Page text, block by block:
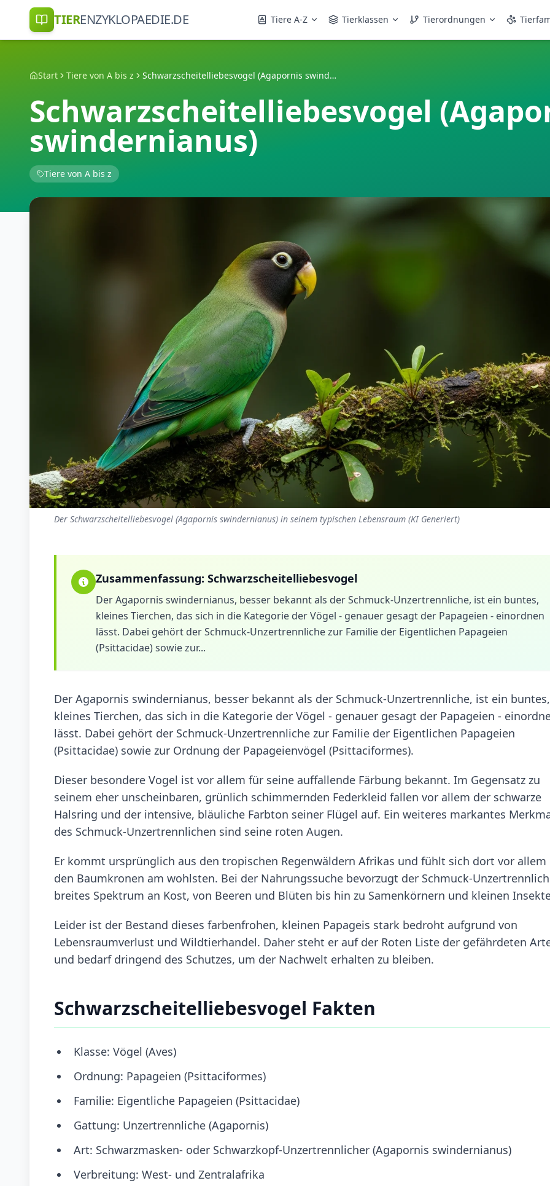
TIERENZYKLOPAEDIE.DE Tiere A-Z Tierklassen Tierordnungen
Start Tiere von A bis z Schwarzscheitelliebesvogel (Agapornis swindernianus)
Schwarzscheitelliebesvogel
swindernianus)
Tiere von A bis z
Der Schwarzscheitelliebesvogel (Agapornis swindernianus) in seinem typischen Lebensraum (KI Generiert)
Zusammenfassung: Schwarzscheitelliebesvogel
Der Agapornis swindernianus, besser bekannt als der Schmuck-Unzertrennliche, ist ein buntes,
kleines Tierchen, das sich in die Kategorie der Vögel - genauer gesagt der Papageien - einordnen
lässt. Dabei gehört der Schmuck-Unzertrennliche zur Familie der Eigentlichen Papageien
(Psittacidae) sowie zur...
Der Agapornis swindernianus, besser bekannt als der Schmuck-Unzertrennliche, ist ein buntes,
kleines Tierchen, das sich in die Kategorie der Vögel - genauer gesagt der Papageien -
lässt. Dabei gehört der Schmuck-Unzertrennliche zur Familie der Eigentlichen Papageien
(Psittacidae) sowie zur Ordnung der Papageienvögel (Psittaciformes).
Dieser besondere Vogel ist vor allem für seine auffallende Färbung bekannt. Im Gegensatz zu
seinem eher unscheinbaren, grünlich schimmernden Federkleid fallen vor allem der schwarze
Halsring und der intensive, bläuliche Farbton seiner Flügel auf. Ein weiteres markantes
des Schmuck-Unzertrennlichen sind seine roten Augen.
Er kommt ursprünglich aus den tropischen Regenwäldern Afrikas und fühlt sich dort vor allem
den Baumkronen am wohlsten. Bei der Nahrungssuche bevorzugt der Schmuck-
breites Spektrum an Kost, von Beeren und Blüten bis hin zu Samenkörnern und kleinen
Leider ist der Bestand dieses farbenfrohen, kleinen Papageis stark bedroht aufgrund von
Lebensraumverlust und Wildtierhandel. Daher steht er auf der Roten Liste der gefährdeten
und bedarf dringend des Schutzes, um der Nachwelt erhalten zu bleiben.
Schwarzscheitelliebesvogel Fakten
Klasse: Vögel (Aves)
Ordnung: Papageien (Psittaciformes)
Familie: Eigentliche Papageien (Psittacidae)
Gattung: Unzertrennliche (Agapornis)
Art: Schwarzmasken- oder Schwarzkopf-Unzertrennlicher (Agapornis swindernianus)
Verbreitung: West- und Zentralafrika